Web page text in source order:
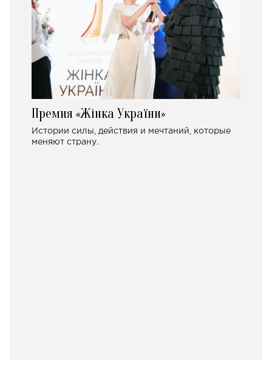
Премия «Жінка України»
Истории силы, действия и мечтаний, которые
меняют страну.